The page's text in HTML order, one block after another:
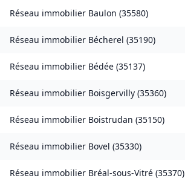
Réseau immobilier Baulon (35580)
Réseau immobilier Bécherel (35190)
Réseau immobilier Bédée (35137)
Réseau immobilier Boisgervilly (35360)
Réseau immobilier Boistrudan (35150)
Réseau immobilier Bovel (35330)
Réseau immobilier Bréal-sous-Vitré (35370)